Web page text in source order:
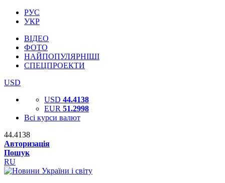
РУС
УКР
ВІДЕО
ФОТО
НАЙПОПУЛЯРНІШІ
СПЕЦПРОЕКТИ
USD
USD 44.4138
EUR 51.2998
Всі курси валют
44.4138
Авторизація
Пошук
RU